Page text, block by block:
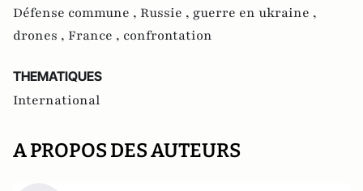
Défense commune , Russie , guerre en ukraine ,
drones , France , confrontation
THEMATIQUES
International
A PROPOS DES AUTEURS